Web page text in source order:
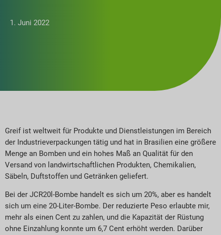
1. Juni 2022
Greif ist weltweit für Produkte und Dienstleistungen im Bereich
der Industrieverpackungen tätig und hat in Brasilien eine größere
Menge an Bomben und ein hohes Maß an Qualität für den
Versand von landwirtschaftlichen Produkten, Chemikalien,
Säbeln, Duftstoffen und Getränken geliefert.
Bei der JCR20l-Bombe handelt es sich um 20%, aber es handelt
sich um eine 20-Liter-Bombe. Der reduzierte Peso erlaubte mir,
mehr als einen Cent zu zahlen, und die Kapazität der Rüstung
ohne Einzahlung konnte um 6,7 Cent erhöht werden. Darüber